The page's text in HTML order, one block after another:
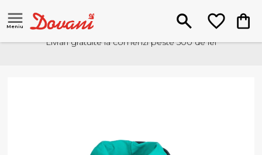
Meniu
Livrari gratuite la comenzi peste 500 de lei